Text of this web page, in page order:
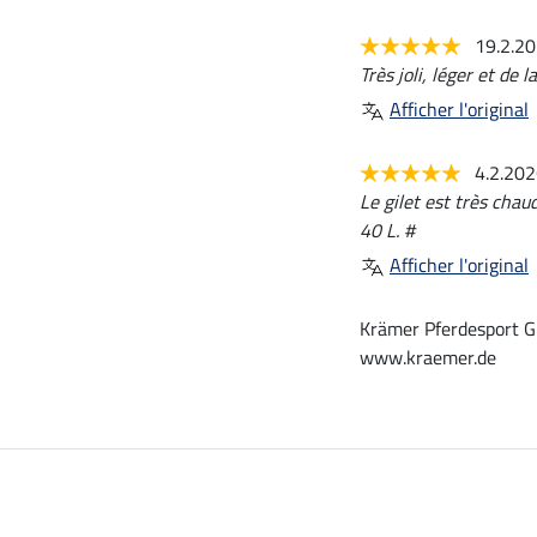
Très joli, léger et de
Afficher l'original
Le gilet est très
40 L. #
Afficher l'original
Krämer Pferdesport
www.kraemer.de